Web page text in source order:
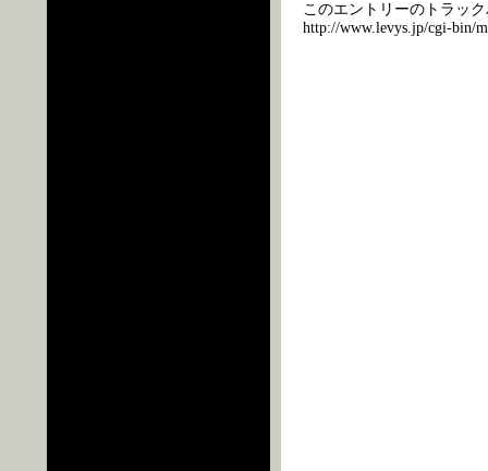
このエントリーのトラッ
http://www.levys.jp/cgi-bin/